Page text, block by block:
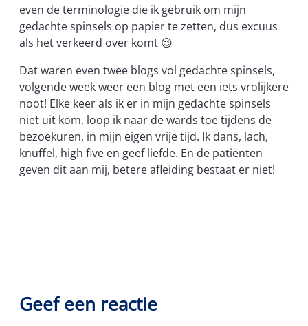
even de terminologie die ik gebruik om mijn
gedachte spinsels op papier te zetten, dus excuus
als het verkeerd over komt 😉
Dat waren even twee blogs vol gedachte spinsels,
volgende week weer een blog met een iets vrolijkere
noot! Elke keer als ik er in mijn gedachte spinsels
niet uit kom, loop ik naar de wards toe tijdens de
bezoekuren, in mijn eigen vrije tijd. Ik dans, lach,
knuffel, high five en geef liefde. En de patiënten
geven dit aan mij, betere afleiding bestaat er niet!
Geef een reactie